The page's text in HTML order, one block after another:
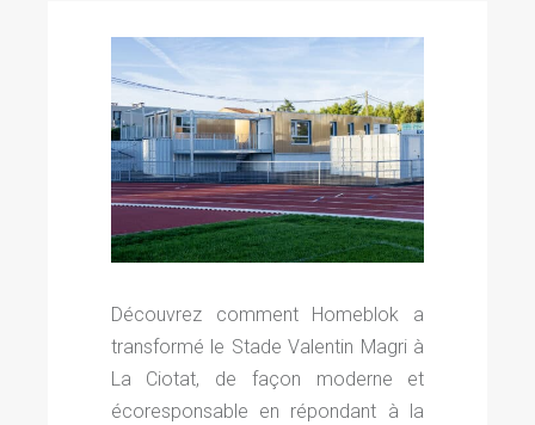
Découvrez comment Homeblok a
transformé le Stade Valentin Magri à
La Ciotat, de façon moderne et
écoresponsable en répondant à la